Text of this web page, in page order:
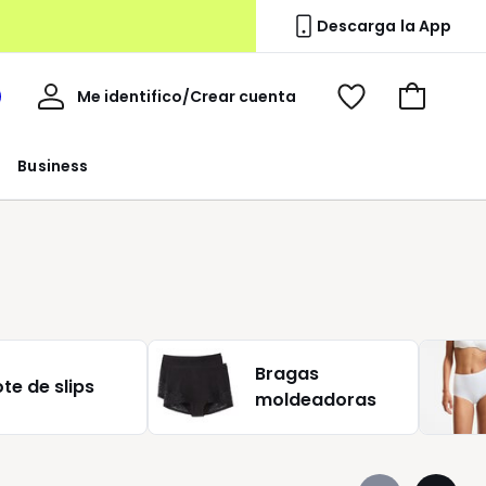
Descarga la App
Business
Me identifico/Crear cuenta
Mi
Ver
Ir
de slips
Bragas
moldeadoras